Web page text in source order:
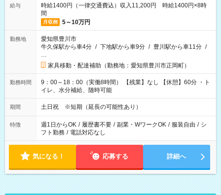
給与
時給1400円（一律交通費込）収入11,200円 時給1400円×8時
間
月収例 5～10万円
勤務地
愛知県豊川市
牛久保駅から車4分 / 下地駅から車9分 / 豊川駅から車11分 /
…
家具移動・配達補助（勤務地：愛知県豊川市正岡町）
勤務時間
9：00～18：00（実働8時間） 【残業】なし 【休憩】60分 ・ト
イレ、水分補給、随時可能
期間 土日祝 ※短期（延長の可能性あり）
特徴 週1日からOK / 履歴書不要 / 副業・WワークOK / 服装自由 / シ
フト勤務 / 電話対応なし
気になる！ 応募する 詳細へ